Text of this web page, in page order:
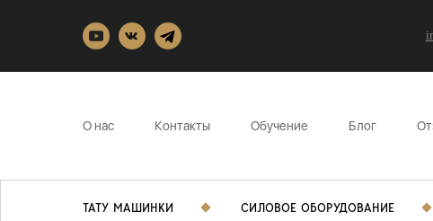
О нас Контакты Обучение Блог
ТАТУ МАШИНКИ СИЛОВОЕ ОБОРУДОВАНИЕ